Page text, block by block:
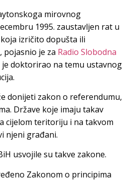
mirovnog
1995. zaustavljen rat u
izričito dopušta ili
pojasnio je za Radio Slobodna
doktorirao na temu ustavnog
donijeti zakon o referendumu,
Države koje imaju takav
cijelom teritoriju i na takvom
njeni građani.
usvojile su takve zakone.
Zakonom o principima